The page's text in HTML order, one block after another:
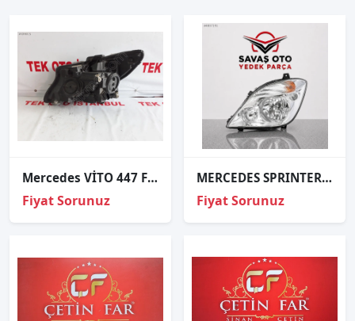
Mercedes VİTO 447 FAR SAĞ BOŞ
Fiyat Sorunuz
MERCEDES SPRINTER ÖN FAR EL.SAĞ SOL 2006 VE ÜZERİ / TAİWAN
Fiyat Sorunuz